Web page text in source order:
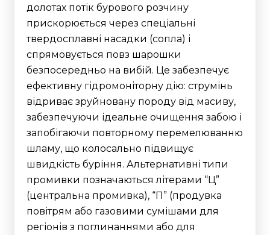
долотах потік бурового розчину
прискорюється через спеціальні
твердосплавні насадки (сопла) і
спрямовується повз шарошки
безпосередньо на вибій. Це забезпечує
ефективну гідромоніторну дію: струмінь
відриває зруйновану породу від масиву,
забезпечуючи ідеальне очищення забою і
запобігаючи повторному перемелюванню
шламу, що колосально підвищує
швидкість буріння. Альтернативні типи
промивки позначаються літерами “Ц”
(центральна промивка), “П” (продувка
повітрям або газовими сумішами для
регіонів з поглинаннями або для